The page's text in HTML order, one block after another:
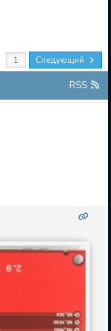
Следующий
RSS